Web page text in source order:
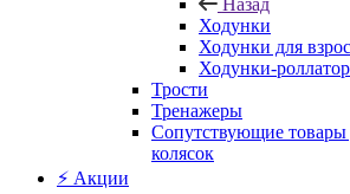
Ходунки
Ходунки для
Ходунки-
Трости
Тренажеры
Сопутствующие товары
колясок
⚡ Акции